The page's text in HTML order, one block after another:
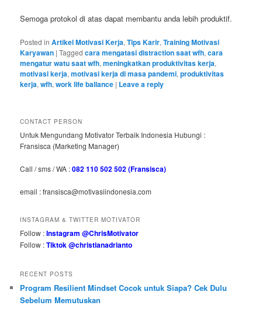
Semoga protokol di atas dapat membantu anda lebih produktif.
Posted in Artikel Motivasi Kerja,Tips Karir,Training Motivasi
Karyawan |Tagged cara mengatasi distraction saat wfh,cara
mengatur watu saat wfh,meningkatkan produktivitas kerja,
motivasi kerja,motivasi kerja di masa pandemi,produktivitas
kerja,wfh,work life ballance | Leave a reply
CONTACT PERSON
Untuk Mengundang Motivator Terbaik Indonesia Hubungi :
Fransisca (Marketing Manager)
Call / sms / WA :082 110 502 502 (Fransisca)
email : fransisca@motivasiindonesia.com
INSTAGRAM & TWITTER MOTIVATOR
Follow :Instagram @ChrisMotivator
Follow :Tiktok @christianadrianto
RECENT POSTS
Program Resilient Mindset Cocok untuk Siapa? Cek Dulu
Sebelum Memutuskan